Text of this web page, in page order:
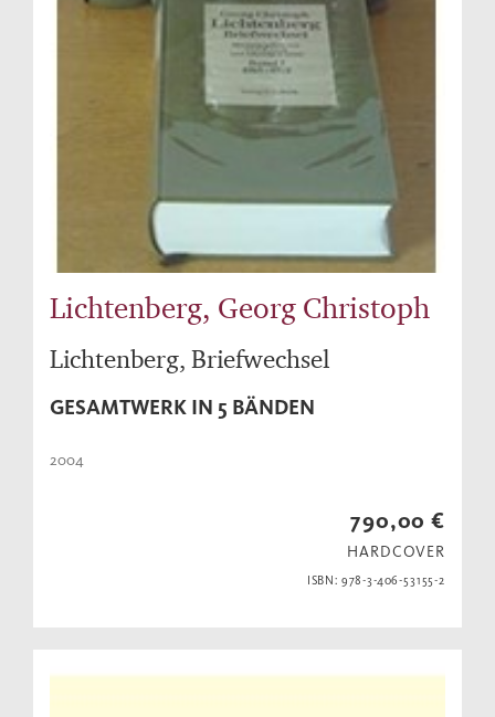
Lichtenberg, Georg Christoph
Lichtenberg, Briefwechsel
GESAMTWERK IN 5 BÄNDEN
2004
790,00 €
HARDCOVER
ISBN: 978-3-406-53155-2